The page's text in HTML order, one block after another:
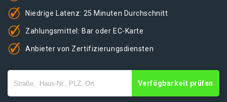
Niedrige Latenz: 25 Minuten Durchschnitt
Zahlungsmittel: Bar oder EC-Karte
Anbieter von Zertifizierungsdiensten
Verfügbarkeit prüfen